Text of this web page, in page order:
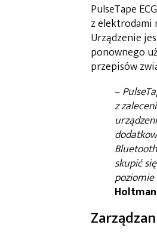
PulseTape
z elektrodami
Urządzenie
ponownego
przepisów
–
z
skupić
Holtman